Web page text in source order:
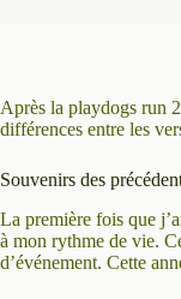
Après la playdogs run
différences entre les
Souvenirs des
La première fois que
à mon rythme de vie.
d’événement. Cette